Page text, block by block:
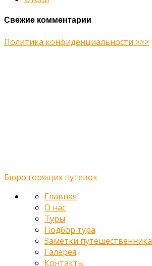
Свежие комментарии
Политика конфиденциальности >>>
Бюро горящих путевок
Главная
О нас
Туры
Подбор тура
Заметки путешественника
Галерея
Контакты